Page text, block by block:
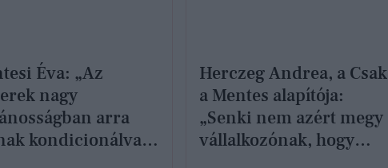
Éva: „Az
nagy
arra
kondicionálva,
Herczeg Andrea, a Csak
a Mentes alapítója:
„Senki nem azért megy
vállalkozónak, hogy